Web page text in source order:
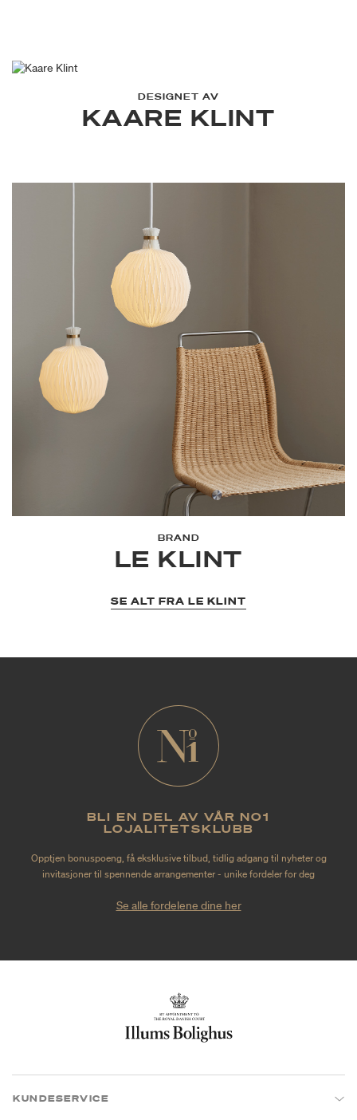
DESIGNET AV
KAARE KLINT
BRAND
LE KLINT
SE ALT FRA LE KLINT
BLI EN DEL AV VÅR NO1
LOJALITETSKLUBB
Opptjen bonuspoeng, få eksklusive tilbud, tidlig adgang til nyheter og
invitasjoner til spennende arrangementer - unike fordeler for deg
Se alle fordelene dine her
KUNDESERVICE